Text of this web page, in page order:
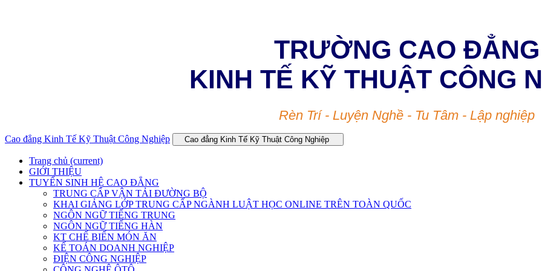
TRƯỜNG CAO ĐẲNG
KINH TẾ KỸ THUẬT CÔNG
Rèn Trí - Luyện Nghề - Tu Tâm - Lập nghiệp
Cao đẳng Kinh Tế Kỹ Thuật Công Nghiệp Cao đẳng Kinh Tế Kỹ Thuật Công Nghiệp
Trang chủ (current)
GIỚI THIỆU
TUYỂN SINH HỆ CAO ĐẲNG
TRUNG CẤP VẬN TẢI ĐƯỜNG BỘ
KHAI GIẢNG LỚP TRUNG CẤP NGÀNH LUẬT HỌC ONLINE TRÊN TOÀN QUỐC
NGÔN NGỮ TIẾNG TRUNG
NGÔN NGỮ TIẾNG HÀN
KT CHẾ BIẾN MÓN ĂN
KẾ TOÁN DOANH NGHIỆP
ĐIỆN CÔNG NGHIỆP